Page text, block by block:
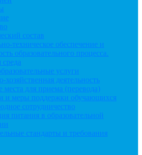
состав
техническое обеспечение и
образовательного процесса.
среда
услуги
хозяйственная деятельность
места для приема (перевода)
и меры поддержки обучающихся
сотрудничество
питания в образовательной
стандарты и требования